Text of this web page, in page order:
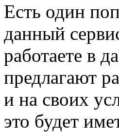
Есть один
данный
работаете в
предлагают
и на своих
это будет